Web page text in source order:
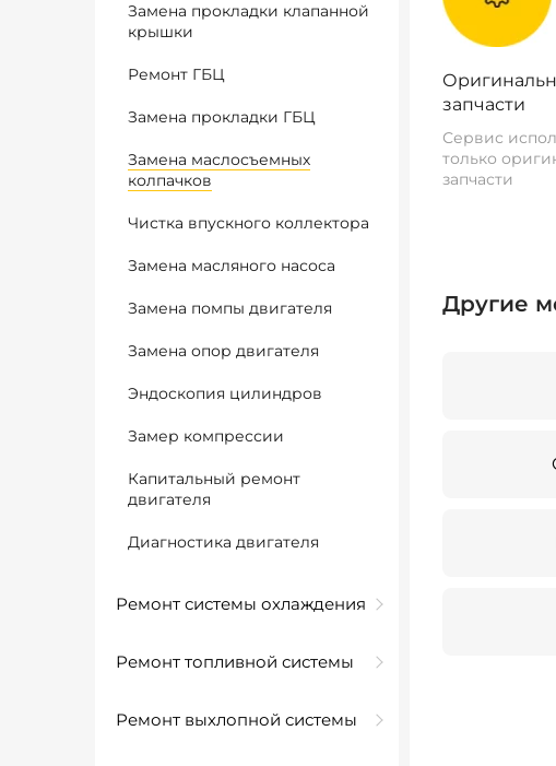
Замена прокладки клапанной
крышки
Ремонт ГБЦ
Замена прокладки ГБЦ
Замена маслосъемных
колпачков
Чистка впускного коллектора
Замена масляного насоса
Замена помпы двигателя
Замена опор двигателя
Эндоскопия цилиндров
Замер компрессии
Капитальный ремонт
двигателя
Диагностика двигателя
Ремонт системы охлаждения
Ремонт топливной системы
Ремонт выхлопной системы
запчасти
Сервис
только
запчасти
Другие